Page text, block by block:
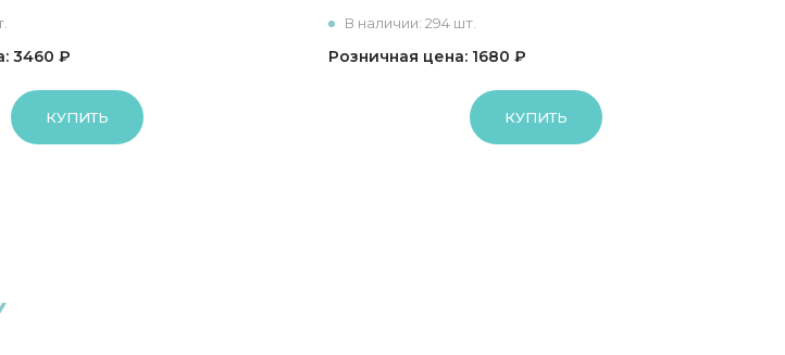
3460 ₽
КУПИТЬ
В наличии: 294 шт.
Розничная цена: 1680 ₽
КУПИТЬ